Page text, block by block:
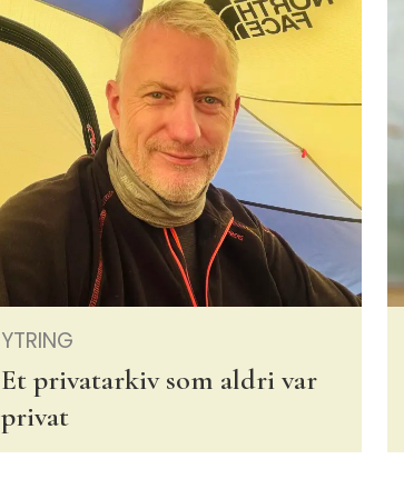
YTRING
Et privatarkiv som aldri var
privat